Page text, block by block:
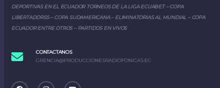
DEPORTIVAS EN EL ECUADOR TORNEOS DE LA LIGA ECUABET – COPA
LIBERTADORSS – COPA SUDAMERICANA – ELIMINATORIAS AL MUNDIAL – COPA
ECUADOR ENTRE OTROS – PARTIDOS EN VIVOS
CONTACTANOS
GRENCIA@PRODUCCIONESRADIOFONICAS.EC